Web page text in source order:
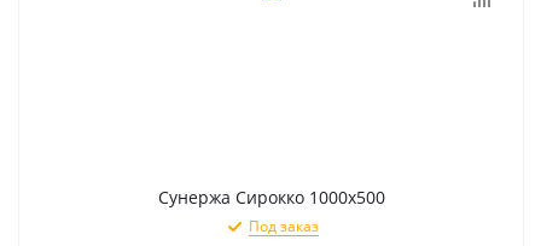
Сунержа Сирокко 1000х500
Под заказ